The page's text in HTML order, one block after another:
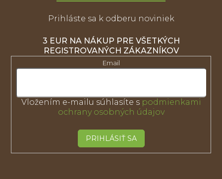
Prihláste sa k odberu noviniek
3 EUR NA NÁKUP PRE VŠETKÝCH
REGISTROVANÝCH ZÁKAZNÍKOV
Email
Vložením e-mailu súhlasíte s podmienkami
ochrany osobných údajov
PRIHLÁSIŤ SA